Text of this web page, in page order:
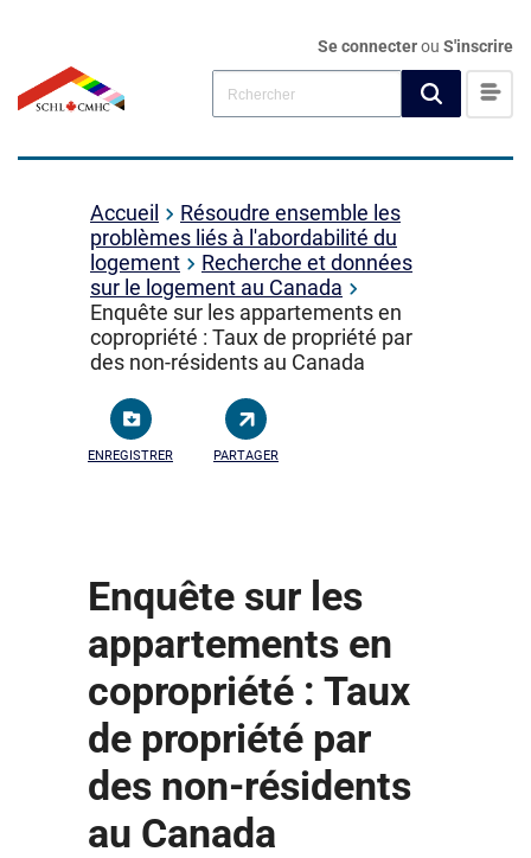
Se connecterou S'inscrire
Accueil
Résoudre ensemble les
problèmes liés à l'abordabilité du
logement
Recherche et données
sur le logement au Canada
Enquête sur les appartements en
copropriété : Taux de propriété par
des non-résidents au Canada
ENREGISTRER PARTAGER
Enquête sur les
appartements en
copropriété : Taux
de propriété par
des non-résidents
au Canada